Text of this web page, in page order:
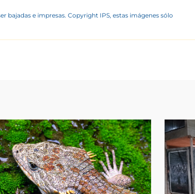
bajadas e impresas. Copyright IPS, estas imágenes sólo